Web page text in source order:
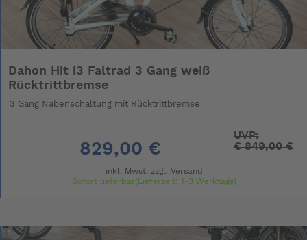
Dahon Hit i3 Faltrad 3 Gang weiß
Rücktrittbremse
3 Gang Nabenschaltung mit Rücktrittbremse
829,00 €
UVP:
€849,00 €
inkl. Mwst. zzgl. Versand
Sofort lieferbar(Lieferzeit: 1-3 Werktage)